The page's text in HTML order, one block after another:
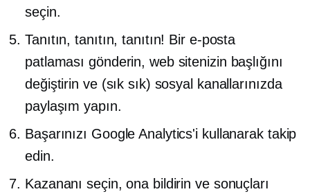
seçin.
Tanıtın, tanıtın, tanıtın! Bir e-posta
patlaması gönderin, web sitenizin başlığını
değiştirin ve (sık sık) sosyal kanallarınızda
paylaşım yapın.
Başarınızı Google Analytics'i kullanarak takip
edin.
Kazananı seçin, ona bildirin ve sonuçları